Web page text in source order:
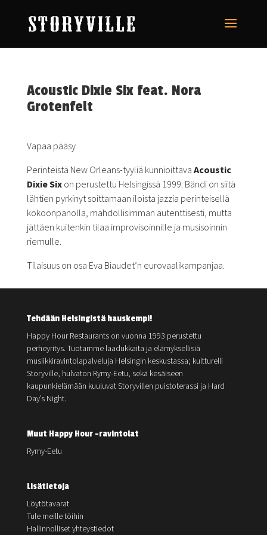
Acoustic Dixie Six feat. Nora
Grotenfelt
Vapaa pääsy
Perinteistä New Orleans-tyyliä kunnioittava Acoustic
Dixie Sixon perustettu Helsingissä 1999. Bändi on siitä
lähtien pyrkinyt soittamaan iloista jazzia perinteisellä
kokoonpanolla, mahdollisimman autenttisesti, mutta
jättäen kuitenkin tilaa improvisoinnille ja musisoinnin
riemulle.
Tilaisuus on osa Eva Biaudet’n eurovaalikampanjaa.
Tehdään Helsingistä hauskempi!
Happy Hour Restaurants on vuonna 1993 perustettu
perheyritys. Tuotamme laadukkaita ja elämyksellisiä
musiikkiravintolapalveluja Helsingin keskustassa; kultturelli
Storyville, hulvaton Rymy-Eetu, sekä kesäiseen
kaupunkielämään kuuluvat Storyvillen puistoterassi ja Hard
Day’s Night.
Muut Happy Hour -ravintolat
Rymy-Eetu
Lisätietoja
Löytötavarat
Tule meille töihin
Hallinnolliset yhteystiedot